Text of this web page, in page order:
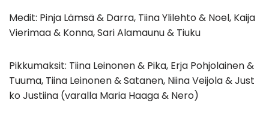
Medit: Pinja Lämsä & Darra, Tiina Ylilehto & Noel, Kaija
Vierimaa & Konna, Sari Alamaunu & Tiuku
Pikkumaksit: Tiina Leinonen & Pika, Erja Pohjolainen &
Tuuma, Tiina Leinonen & Satanen, Niina Veijola & Just
ko Justiina (varalla Maria Haaga & Nero)